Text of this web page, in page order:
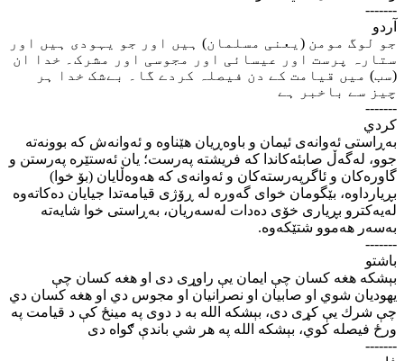
-------
آردو
جو لوگ مومن (یعنی مسلمان) ہیں اور جو یہودی ہیں اور
ستارہ پرست اور عیسائی اور مجوسی اور مشرک۔ خدا ان
(سب) میں قیامت کے دن فیصلہ کردے گا۔ بےشک خدا ہر
چیز سے باخبر ہے
-------
كردي
به‌ڕاستی ئه‌وانه‌ی ئیمان و باوه‌ڕیان هێناوه و ئه‌وانه‌ش که بوونه‌ته
جوو، له‌گه‌ڵ صابئه‌کاندا که فریشته په‌رست؛ یان ئه‌ستێره په‌رستن و
گاوره‌کان و ئاگرپه‌رسته‌کان و ئه‌وانه‌ی که هه‌وه‌ڵایان (بۆ خوا)
بڕیارداوه‌، بێگومان خوای گه‌وره له ڕۆژی قیامه‌تدا جیایان ده‌کاته‌وه
له‌یه‌کترو بڕیاری خۆی ده‌دات له‌سه‌ریان، به‌ڕاستی خوا شایه‌ته
به‌سه‌ر هه‌موو شتێکه‌وه‌.
-------
باشتو
بېشكه هغه كسان چې ایمان يې راوړى دى او هغه كسان چې
یهودیان شوي او صابیان او نصرانیان او مجوس دي او هغه كسان دي
چې شرك يې كړى دى، بېشكه الله به د دوى په مینځ كې د قیامت په
ورځ فیصله كوي، بېشكه الله په هر شي باندې ګواه دى
-------